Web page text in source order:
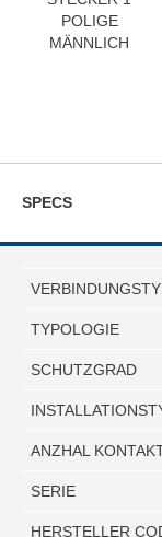
POLIGE
MÄNNLICH
SPECS
TYPOLOGIE
SCHUTZGRAD
ANZHAL
SERIE
HERSTELLER